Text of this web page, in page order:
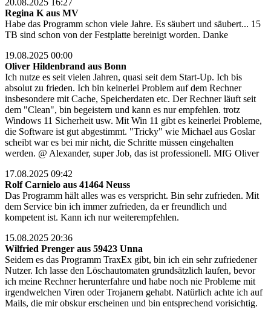
Regina K aus MV
Habe das Programm schon viele Jahre. Es säubert und säubert... 15
TB sind schon von der Festplatte bereinigt worden. Danke
19.08.2025 00:00
Oliver Hildenbrand aus Bonn
Ich nutze es seit vielen Jahren, quasi seit dem Start-Up. Ich bis
absolut zu frieden. Ich bin keinerlei Problem auf dem Rechner
insbesondere mit Cache, Speicherdaten etc. Der Rechner läuft seit
dem "Clean", bin begeistern und kann es nur empfehlen. trotz
Windows 11 Sicherheit usw. Mit Win 11 gibt es keinerlei Probleme,
die Software ist gut abgestimmt. "Tricky" wie Michael aus Goslar
scheibt war es bei mir nicht, die Schritte müssen eingehalten
werden. @ Alexander, super Job, das ist professionell. MfG Oliver
17.08.2025 09:42
Rolf Carnielo aus 41464 Neuss
Das Programm hält alles was es verspricht. Bin sehr zufrieden. Mit
dem Service bin ich immer zufrieden, da er freundlich und
kompetent ist. Kann ich nur weiterempfehlen.
15.08.2025 20:36
Wilfried Prenger aus 59423 Unna
Seidem es das Programm TraxEx gibt, bin ich ein sehr zufriedener
Nutzer. Ich lasse den Löschautomaten grundsätzlich laufen, bevor
ich meine Rechner herunterfahre und habe noch nie Probleme mit
irgendwelchen Viren oder Trojanern gehabt. Natürlich achte ich auf
Mails, die mir obskur erscheinen und bin entsprechend vorisichtig.